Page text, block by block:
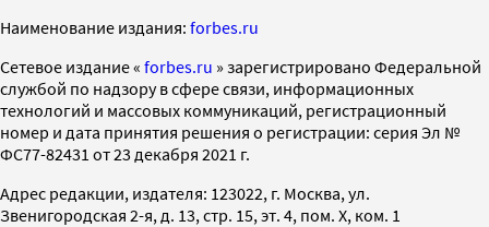
Наименование издания: forbes.ru
Cетевое издание « forbes.ru » зарегистрировано Федеральной
службой по надзору в сфере связи, информационных
технологий и массовых коммуникаций, регистрационный
номер и дата принятия решения о регистрации: серия Эл №
ФС77-82431 от 23 декабря 2021 г.
Адрес редакции, издателя: 123022, г. Москва, ул.
Звенигородская 2-я, д. 13, стр. 15, эт. 4, пом. X, ком. 1